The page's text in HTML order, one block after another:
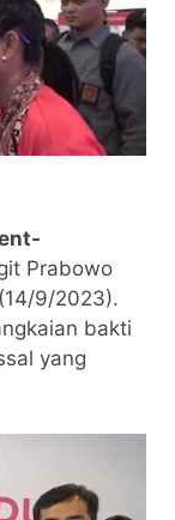
Prabowo
9/2023).
bakti
yang